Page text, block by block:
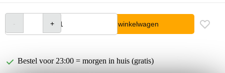
In winkelwagen
Bestel voor 23:00 = morgen in huis (gratis)